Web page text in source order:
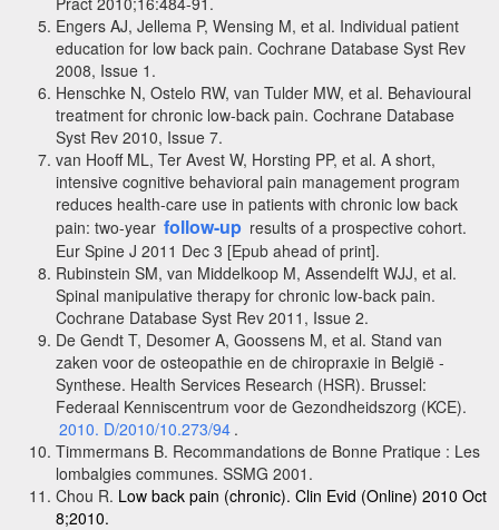
Engers AJ, Jellema P, Wensing M, et al. Individual patient
education for low back pain. Cochrane Database Syst Rev
2008, Issue 1.
Henschke N, Ostelo RW, van Tulder MW, et al. Behavioural
treatment for chronic low-back pain. Cochrane Database
Syst Rev 2010, Issue 7.
van Hooff ML, Ter Avest W, Horsting PP, et al. A short,
intensive cognitive behavioral pain management program
reduces health-care use in patients with chronic low back
pain: two-year follow-up results of a prospective cohort.
Eur Spine J 2011 Dec 3 [Epub ahead of print].
Rubinstein SM, van Middelkoop M, Assendelft WJJ, et al.
Spinal manipulative therapy for chronic low-back pain.
Cochrane Database Syst Rev 2011, Issue 2.
De Gendt T, Desomer A, Goossens M, et al. Stand van
zaken voor de osteopathie en de chiropraxie in België -
Synthese. Health Services Research (HSR). Brussel:
Federaal Kenniscentrum voor de Gezondheidszorg (KCE).
2010. D/2010/10.273/94 .
Timmermans B. Recommandations de Bonne Pratique : Les
lombalgies communes. SSMG 2001.
Chou R. Low back pain (chronic). Clin Evid (Online) 2010 Oct
8;2010.